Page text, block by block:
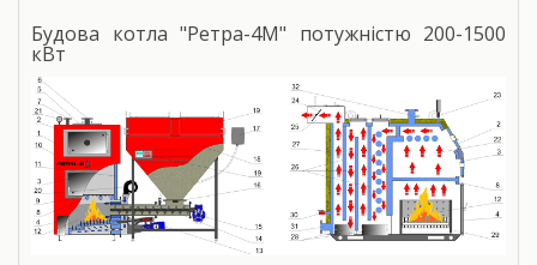
Будова котла "Ретра-4М" потужністю 200-1500
кВт